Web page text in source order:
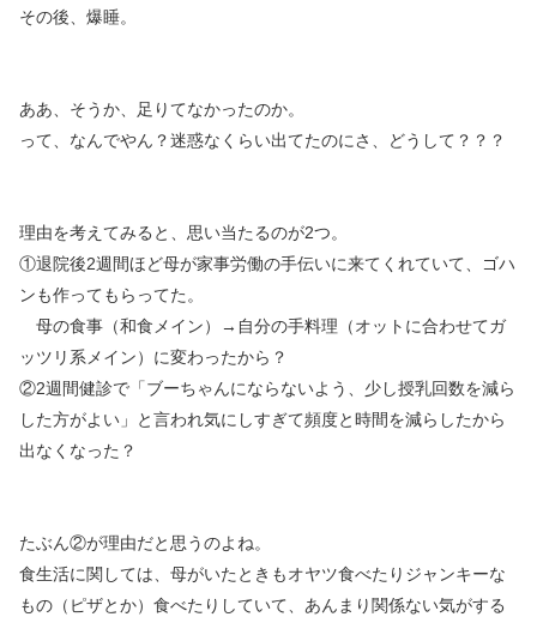
その後、爆睡。
ああ、そうか、足りてなかったのか。
って、なんでやん？迷惑なくらい出てたのにさ、どうして？？？
理由を考えてみると、思い当たるのが2つ。
①退院後2週間ほど母が家事労働の手伝いに来てくれていて、ゴハ
ンも作ってもらってた。
母の食事（和食メイン）→自分の手料理（オットに合わせてガ
ッツリ系メイン）に変わったから？
②2週間健診で「ブーちゃんにならないよう、少し授乳回数を減ら
した方がよい」と言われ気にしすぎて頻度と時間を減らしたから
出なくなった？
たぶん②が理由だと思うのよね。
食生活に関しては、母がいたときもオヤツ食べたりジャンキーな
もの（ピザとか）食べたりしていて、あんまり関係ない気がする